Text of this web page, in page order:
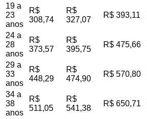
19 a
23
anos
R$
308,74
R$
327,07
R$ 393,11
24 a
28
anos
R$
373,57
R$
395,75
R$ 475,66
29 a
33
anos
R$
448,29
R$
474,90
R$ 570,80
34 a
38
anos
R$
511,05
R$
541,38
R$ 650,71